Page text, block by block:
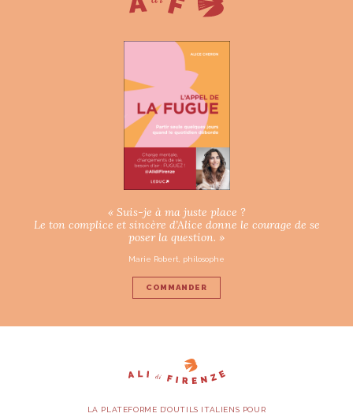
« Suis-je à ma juste place ?
Le ton complice et sincère d’Alice donne le courage de se
poser la question. »
Marie Robert, philosophe
COMMANDER
LA PLATEFORME D’OUTILS ITALIENS POUR